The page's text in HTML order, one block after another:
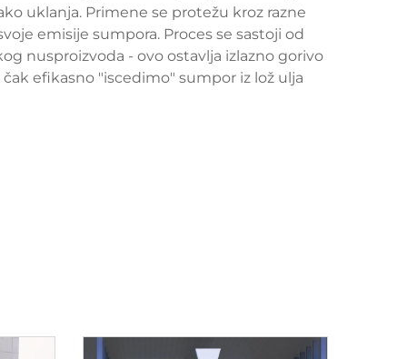
uklanja. Primene se protežu kroz razne
emisije sumpora. Proces se sastoji od
nusproizvoda - ovo ostavlja izlazno gorivo
efikasno "iscedimo" sumpor iz lož ulja